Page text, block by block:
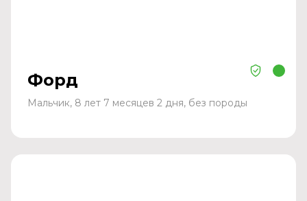
Форд
Мальчик, 8 лет 7 месяцев 2 дня, без породы